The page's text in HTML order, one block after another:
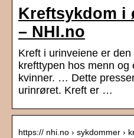
Kreftsykdom i
– NHI.no
Kreft i urinveiene er
krefttypen hos menn
kvinner. … Dette
urinrøret. Kreft er …
https:// nhi.no › sykdommer ›